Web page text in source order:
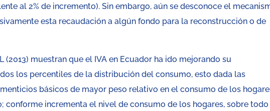
al 2% de incremento). Sin embargo, aún se desconoce el
esta recaudación a algún fondo para la reconstrucción o de
(2013) muestran que el IVA en Ecuador ha ido mejorando su
los percentiles de la distribución del consumo, esto dada las
básicos de mayor peso relativo en el consumo de los
conforme incrementa el nivel de consumo de los hogares, sobre todo